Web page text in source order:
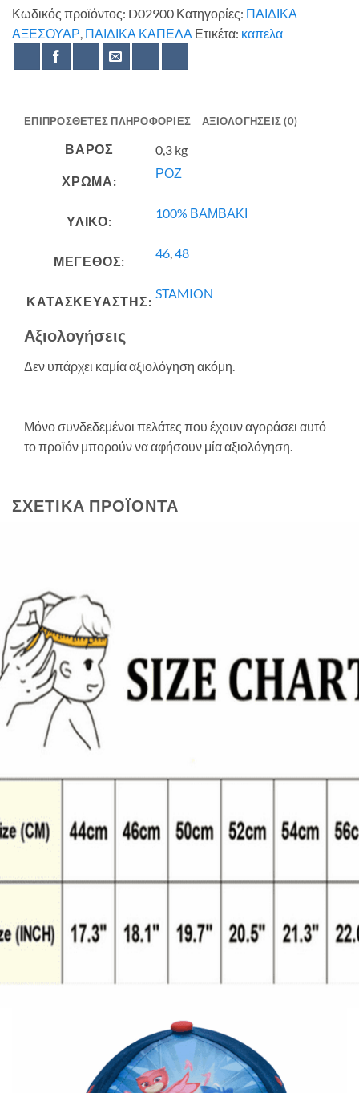
Κωδικός προϊόντος: D02900 Κατηγορίες: ΠΑΙΔΙΚΑ
ΑΞΕΣΟΥΑΡ, ΠΑΙΔΙΚΑ ΚΑΠΕΛΑ Ετικέτα: καπελα
ΕΠΙΠΡΌΣΘΕΤΕΣ ΠΛΗΡΟΦΟΡΊΕΣ ΑΞΙΟΛΟΓΉΣΕΙΣ (0)
ΒΆΡΟΣ 0,3 kg
ΧΡΩΜΑ:
ΡΟΖ
ΥΛΙΚΟ:
100% ΒΑΜΒΑΚΙ
ΜΕΓΕΘΟΣ:
46 48
ΚΑΤΑΣΚΕΥΑΣΤΗΣ:
STAMION
Αξιολογήσεις
Δεν υπάρχει καμία αξιολόγηση ακόμη.
Μόνο συνδεδεμένοι πελάτες που έχουν αγοράσει αυτό
το προϊόν μπορούν να αφήσουν μία αξιολόγηση.
ΣΧΕΤΙΚΆ ΠΡΟΪΌΝΤΑ
Εξαντλημένο
Mickey μπεμπέ καπέλο D01890